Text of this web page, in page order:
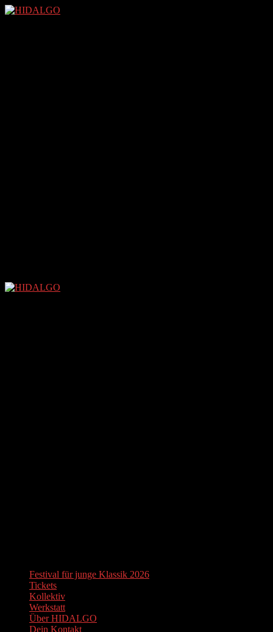
Festival für junge Klassik 2026
Tickets
Kollektiv
Werkstatt
Über HIDALGO
Dein Kontakt